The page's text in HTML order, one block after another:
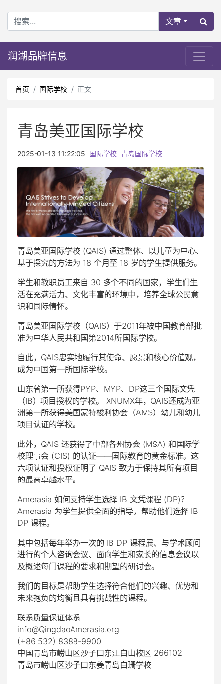
文章
润湖品牌信息
首页 国际学校 正文
青岛美亚国际学校
2025-01-13 11:22:05 国际学校 青岛国际学校
青岛美亚国际学校 (QAIS) 通过整体、以儿童为中心、
基于探究的方法为 18 个月至 18 岁的学生提供服务。
学生和教职员工来自 30 多个不同的国家，学生们生
活在充满活力、文化丰富的环境中，培养全球公民意
识和国际情怀。
青岛美亚国际学校（QAIS）于2011年被中国教育部批
准为中华人民共和国第2014所国际学校。
自此，QAIS忠实地履行其使命、愿景和核心价值观，
成为中国第一所国际学校。
山东省第一所获得PYP、MYP、DP这三个国际文凭
（IB）项目授权的学校。 XNUMX年，QAIS还成为亚
洲第一所获得美国蒙特梭利协会（AMS）幼儿和幼儿
项目认证的学校。
此外，QAIS 还获得了中部各州协会 (MSA) 和国际学
校理事会 (CIS) 的认证——国际教育的黄金标准。这
六项认证和授权证明了 QAIS 致力于保持其所有项目
的最高卓越水平。
Amerasia 如何支持学生选择 IB 文凭课程 (DP)？
Amerasia 为学生提供全面的指导，帮助他们选择 IB
DP 课程。
其中包括每年举办一次的 IB DP 课程展、与学术顾问
进行的个人咨询会议、面向学生和家长的信息会议以
及概述每门课程的要求和期望的研讨会。
我们的目标是帮助学生选择符合他们的兴趣、优势和
未来抱负的均衡且具有挑战性的课程。
联系质量保证体系
info@QingdaoAmerasia.org
(+86 532) 8388-9900
中国青岛市崂山区沙子口东江白山校区 266102
青岛市崂山区沙子口东姜青岛白珊学校